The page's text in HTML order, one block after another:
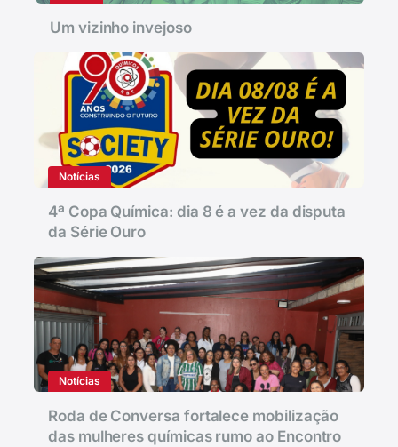
Um vizinho invejoso
Notícias
4ª Copa Química: dia 8 é a vez da disputa
da Série Ouro
Notícias
Roda de Conversa fortalece mobilização
das mulheres químicas rumo ao Encontro